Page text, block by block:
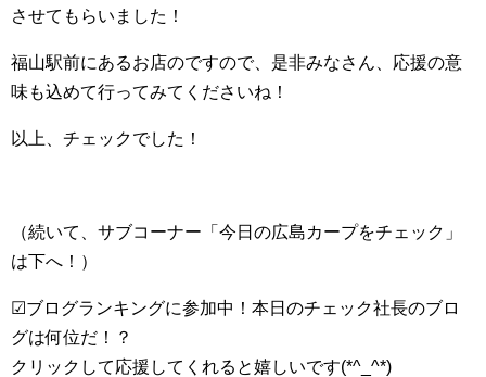
させてもらいました！
福山駅前にあるお店のですので、是非みなさん、応援の意
味も込めて行ってみてくださいね！
以上、チェックでした！
（続いて、サブコーナー「今日の広島カープをチェック」
は下へ！）
☑ブログランキングに参加中！本日のチェック社長のブロ
グは何位だ！？
クリックして応援してくれると嬉しいです(*^_^*)